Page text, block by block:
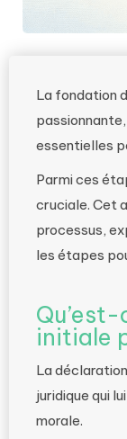
La fondation
essentielles
Parmi ces
cruciale. Cet
processus,
les étapes
initiale
La
juridique qui
morale.